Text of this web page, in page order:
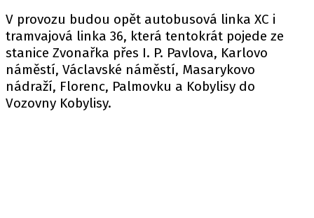
V provozu budou opět autobusová linka XC i
tramvajová linka 36, která tentokrát pojede ze
stanice Zvonařka přes I. P. Pavlova, Karlovo
náměstí, Václavské náměstí, Masarykovo
nádraží, Florenc, Palmovku a Kobylisy do
Vozovny Kobylisy.